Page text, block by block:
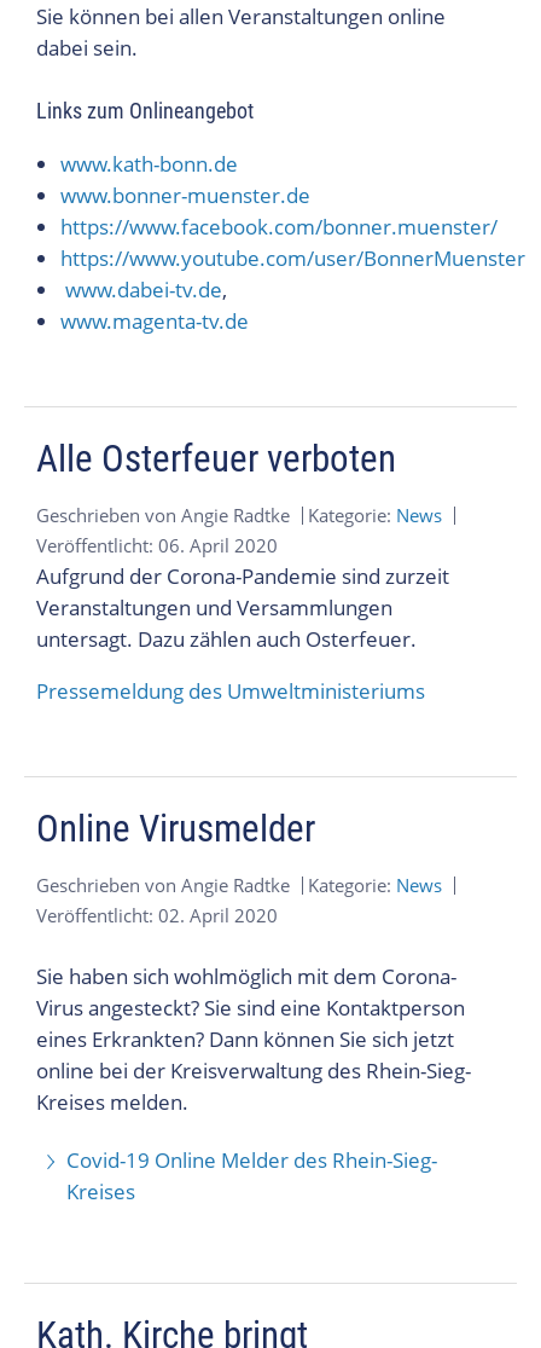
Sie können bei allen Veranstaltungen online
dabei sein.
Links zum Onlineangebot
www.kath-bonn.de
www.bonner-muenster.de
https://www.facebook.com/bonner.muenster/
https://www.youtube.com/user/BonnerMuenster
www.dabei-tv.de,
www.magenta-tv.de
Alle Osterfeuer verboten
Geschrieben von Angie Radtke Kategorie: News
Veröffentlicht: 06. April 2020
Aufgrund der Corona-Pandemie sind zurzeit
Veranstaltungen und Versammlungen
untersagt. Dazu zählen auch Osterfeuer.
Pressemeldung des Umweltministeriums
Online Virusmelder
Geschrieben von Angie Radtke Kategorie: News
Veröffentlicht: 02. April 2020
Sie haben sich wohlmöglich mit dem Corona-
Virus angesteckt? Sie sind eine Kontaktperson
eines Erkrankten? Dann können Sie sich jetzt
online bei der Kreisverwaltung des Rhein-Sieg-
Kreises melden.
Covid-19 Online Melder des Rhein-Sieg-
Kreises
Kath. Kirche bringt